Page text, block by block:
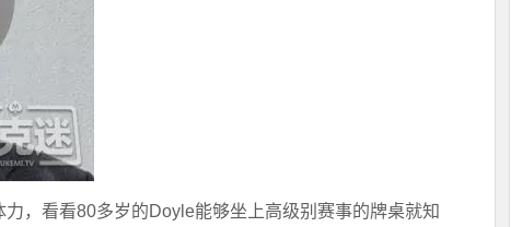
，看看80多岁的Doyle能够坐上高级别赛事的牌桌就知